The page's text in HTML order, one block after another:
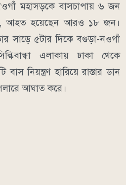
মহাসড়কে বাসচাপায় ৬ জন
আহত হয়েছেন আরও ১৮ জন।
সাড়ে ৫টার দিকে বগুড়া-নওগাঁ
এলাকায় ঢাকা থেকে
বাস নিয়ন্ত্রণ হারিয়ে রাস্তার ডান
আঘাত করে।